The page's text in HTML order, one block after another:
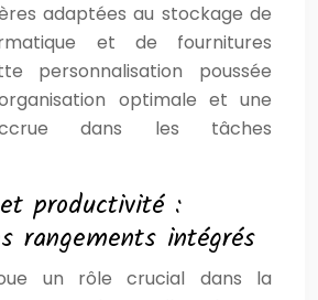
adaptées au stockage de
et de fournitures
personnalisation poussée
optimale et une
dans les tâches
productivité :
rangements intégrés
joue un rôle crucial dans la